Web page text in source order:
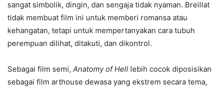
sangat simbolik, dingin, dan sengaja tidak nyaman. Breillat
tidak membuat film ini untuk memberi romansa atau
kehangatan, tetapi untuk mempertanyakan cara tubuh
perempuan dilihat, ditakuti, dan dikontrol.
Sebagai film semi, Anatomy of Hell lebih cocok diposisikan
sebagai film arthouse dewasa yang ekstrem secara tema,